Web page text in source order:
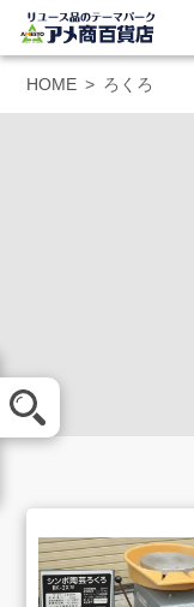
買取方法
HOME ろくろ